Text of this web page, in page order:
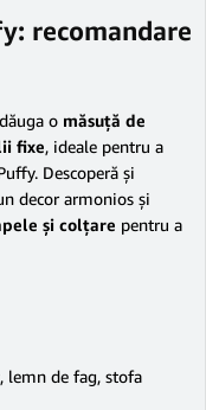
recomandare
o măsuță de
fixe, ideale pentru a
Descoperă și
decor armonios și
și colțare pentru a
lemn de fag, stofa